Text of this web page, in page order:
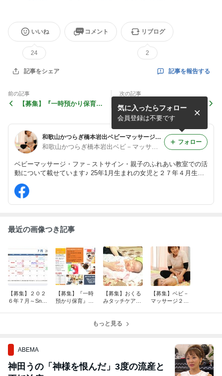
いいね
24
コメント リブログ
2
記事をシェア 記事を報告する
前の記事
【募集】『一時預かり保育』
次の記事
【募集】おくるみタッチケ
ア・レッスン効果とママの声
和歌山かつらぎ橋本岩出ベビーマッサージ教室『Snow Mom』
ベビーマッサージ・ファ－ストサイン・親子のふれあい教室での活
動について載せています♪ 25年1月生まれの女児と２７年４月生ま
れの男児の育児奮闘日記、成長記録、地域の情報なども載せていま
す♪ 同じようなお子様がいる方、是非交流しましょう(*^▽^*)
気に入ったらフォロー
会員登録は不要です
フォロー
最近の画像つき記事
【募集】２０２
６年７月～Sno
【募集】『一時
預かり保育』か
【募集】おくる
みタッチケア・
【募集】ベビ－
マッサージ２０
もっと見る
ABEMA
神田うの「神様を恨んだ」3度の流産と